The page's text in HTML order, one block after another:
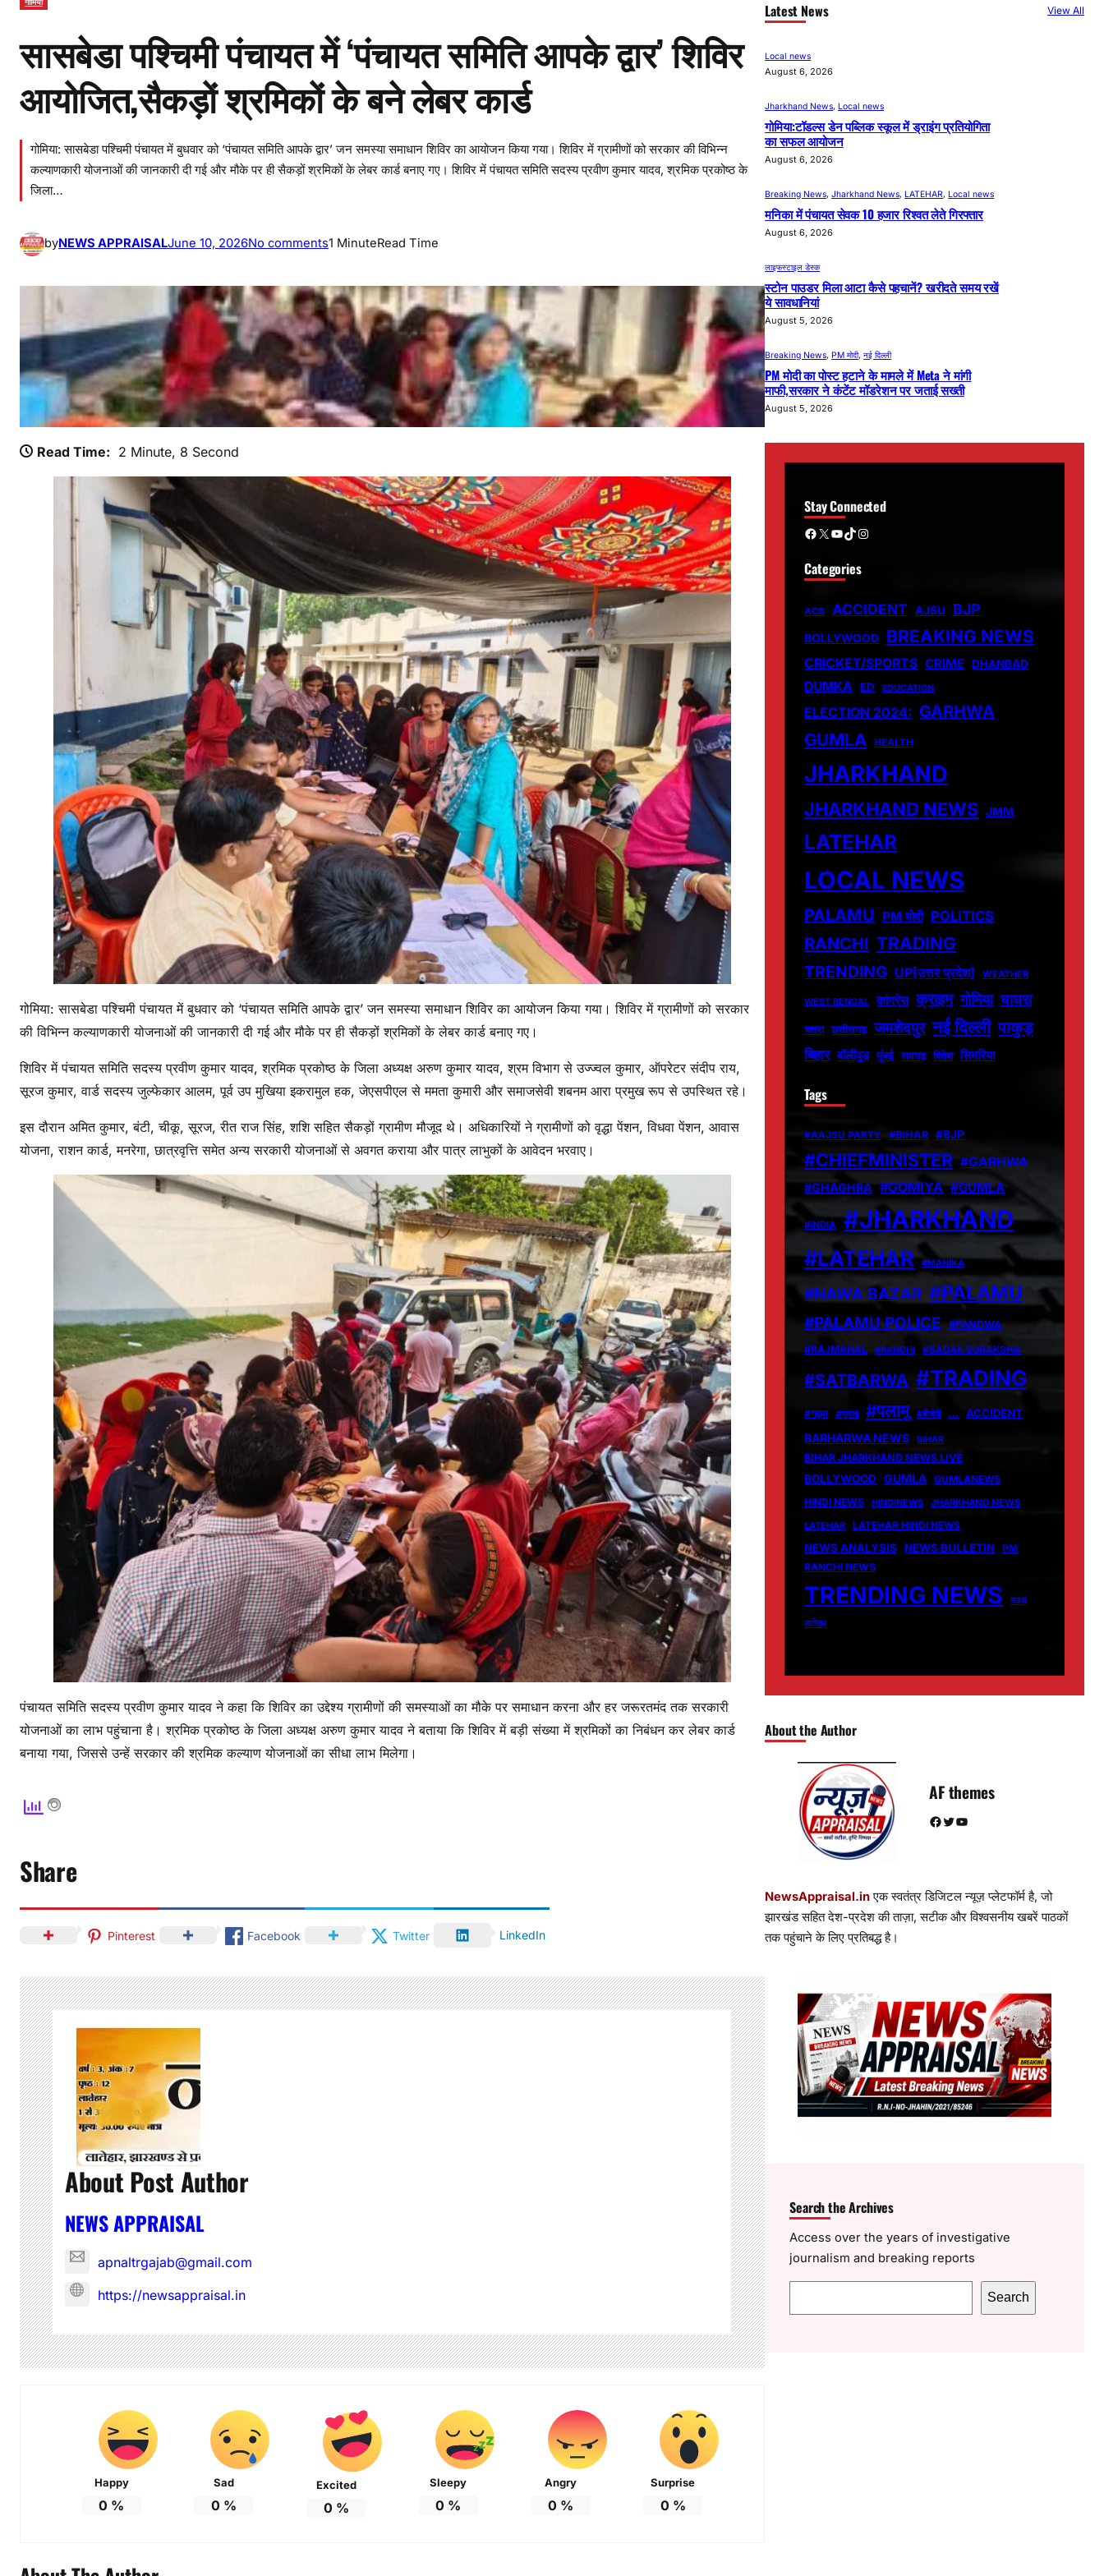
गोमिया
सासबेडा पश्चिमी पंचायत में ‘पंचायत समिति आपके द्वार’ शिविर
आयोजित,सैकड़ों श्रमिकों के बने लेबर कार्ड
गोमिया: सासबेडा पश्चिमी पंचायत में बुधवार को ‘पंचायत समिति आपके द्वार’ जन समस्या समाधान शिविर का आयोजन किया गया। शिविर में ग्रामीणों को सरकार की विभिन्न
कल्याणकारी योजनाओं की जानकारी दी गई और मौके पर ही सैकड़ों श्रमिकों के लेबर कार्ड बनाए गए। शिविर में पंचायत समिति सदस्य प्रवीण कुमार यादव, श्रमिक प्रकोष्ठ के
जिला…
byNEWS APPRAISALJune 10, 2026No commentso
सा
स
बे
डा
प
श्चि
मी
पं
त
य
त
स
मि
ति
आ
के
द्वा
र
’
शि
वि
र
आ
यो
जि
त
सै
क
मि
कों
ब
ने
ब
का
1 MinuteRead Time
Read Time: 2 Minute, 8 Second
गोमिया: सासबेडा पश्चिमी पंचायत में बुधवार को ‘पंचायत समिति आपके द्वार’ जन समस्या समाधान शिविर का आयोजन किया गया। शिविर में ग्रामीणों को सरकार
की विभिन्न कल्याणकारी योजनाओं की जानकारी दी गई और मौके पर ही सैकड़ों श्रमिकों के लेबर कार्ड बनाए गए।
शिविर में पंचायत समिति सदस्य प्रवीण कुमार यादव, श्रमिक प्रकोष्ठ के जिला अध्यक्ष अरुण कुमार यादव, श्रम विभाग से उज्ज्वल कुमार, ऑपरेटर संदीप राय,
सूरज कुमार, वार्ड सदस्य जुल्फेकार आलम, पूर्व उप मुखिया इकरामुल हक, जेएसपीएल से ममता कुमारी और समाजसेवी शबनम आरा प्रमुख रूप से उपस्थित रहे।
इस दौरान अमित कुमार, बंटी, चीकू, सूरज, रीत राज सिंह, शशि सहित सैकड़ों ग्रामीण मौजूद थे। अधिकारियों ने ग्रामीणों को वृद्धा पेंशन, विधवा पेंशन, आवास
योजना, राशन कार्ड, मनरेगा, छात्रवृत्ति समेत अन्य सरकारी योजनाओं से अवगत कराया और पात्र लाभुकों के आवेदन भरवाए।
पंचायत समिति सदस्य प्रवीण कुमार यादव ने कहा कि शिविर का उद्देश्य ग्रामीणों की समस्याओं का मौके पर समाधान करना और हर जरूरतमंद तक सरकारी
योजनाओं का लाभ पहुंचाना है। श्रमिक प्रकोष्ठ के जिला अध्यक्ष अरुण कुमार यादव ने बताया कि शिविर में बड़ी संख्या में श्रमिकों का निबंधन कर लेबर कार्ड
बनाया गया, जिससे उन्हें सरकार की श्रमिक कल्याण योजनाओं का सीधा लाभ मिलेगा।
Share
Pinterest Facebook Twitter LinkedIn
About Post Author
NEWS APPRAISAL
apnaltrgajab@gmail.com
https://newsappraisal.in
Happy
0 %
Sad
0 %
Excited
0 %
Sleepy
0 %
Angry
0 %
Surprise
0 %
Latest News View All
Local news
August 6, 2026
Jharkhand News, Local news
गोमिया:टॉडल्स डेन पब्लिक स्कूल में ड्राइंग प्रतियोगिता
का सफल आयोजन
August 6, 2026
Breaking News, Jharkhand News, LATEHAR, Local news
मनिका में पंचायत सेवक 10 हजार रिश्वत लेते गिरफ्तार
August 6, 2026
लाइफस्टाइल डेस्क
स्टोन पाउडर मिला आटा कैसे पहचानें? खरीदते समय रखें
ये सावधानियां
August 5, 2026
Breaking News, PM मोदी, नई दिल्ली
PM मोदी का पोस्ट हटाने के मामले में Meta ने मांगी
माफी,सरकार ने कंटेंट मॉडरेशन पर जताई सख्ती
August 5, 2026
Stay Connected
Facebook X YouTube TikTok Instagram
Categories
ACB ACCIDENT AJSU BJP
BOLLYWOOD BREAKING NEWS
CRICKET/SPORTS CRIME DHANBAD
DUMKA ED EDUCATION
ELECTION 2024: GARHWA
GUMLA HEALTH
JHARKHAND
JHARKHAND NEWS JMM
LATEHAR
LOCAL NEWS
PALAMU PM मोदी POLITICS
RANCHI TRADING
TRENDING UP[उत्तर प्रदेश] WEATHER
WEST BENGAL कांग्रेस क्राइम गोमिया घाघरा
चतरा छत्तीसगढ़ जमशेदपुर नई दिल्ली पाकुड़
बिहार बॉलीवुड मुंबई रामगढ़ विदेश सिमरिया
Tags
#AAJSU PARTY #BIHAR #BJP
#CHIEFMINISTER #GARHWA
#GHAGHRA #GOMIYA #GUMLA
#INDIA #JHARKHAND
#LATEHAR #MANIKA
#NAWA BAZAR #PALAMU
#PALAMU POLICE
#PANDWA
#RAJMAHAL
#RANCHI #SADAK SURAKSHA
#SATBARWA #TRADING
#गढ़वा #गुमला #पलामू #बीजेपी … ACCIDENT
BARHARWA NEWS BIHAR
BIHAR JHARKHAND NEWS LIVE
BOLLYWOOD GUMLA
GUMLANEWS
HINDI NEWS
HINDINEWS
JHARKHAND NEWS
LATEHAR
LATEHAR HINDI NEWS
NEWS ANALYSIS NEWS BULLETIN
PM
RANCHI NEWS
TRENDING NEWS
गढ़वा
लातेहार
About the Author
AF themes
Facebook Twitter YouTube
NewsAppraisal.inएक स्वतंत्र डिजिटल न्यूज़ प्लेटफॉर्म है, जो
झारखंड सहित देश-प्रदेश की ताज़ा, सटीक और विश्वसनीय खबरें पाठकों
तक पहुंचाने के लिए प्रतिबद्ध है।
Search the Archives
Access over the years of investigative
journalism and breaking reports
e
Search